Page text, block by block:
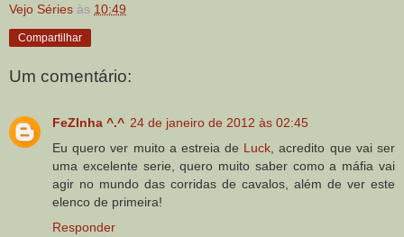
Vejo Séries às 10:49
Compartilhar
Um comentário:
FeZInha ^.^ 24 de janeiro de 2012 às 02:45
Eu quero ver muito a estreia de Luck , acredito que vai ser
uma excelente serie, quero muito saber como a máfia vai
agir no mundo das corridas de cavalos, além de ver este
elenco de primeira!
Responder